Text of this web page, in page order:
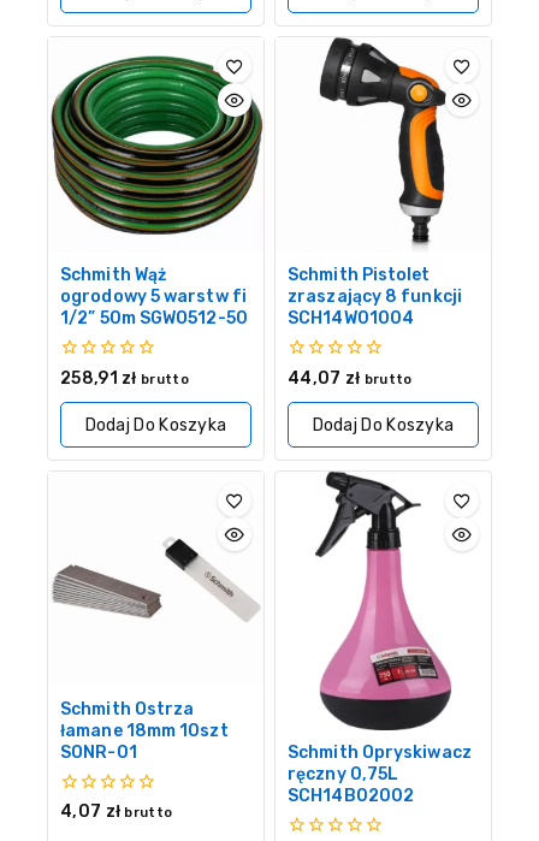
Schmith Wąż
ogrodowy 5 warstw fi
1/2” 50m SGWO512-50
0
5
258,91 zł brutto
Dodaj Do Koszyka
Schmith Pistolet
zraszający 8 funkcji
SCH14W01004
0
5
44,07 zł brutto
Dodaj Do Koszyka
Schmith Ostrza
łamane 18mm 10szt
SONR-01
0
4,07 zł brutto
Schmith Opryskiwacz
ręczny 0,75L
SCH14B02002